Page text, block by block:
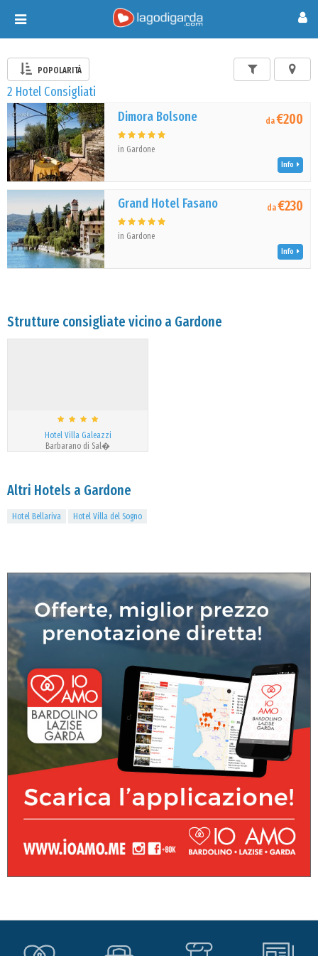
Toggle
navigation
POPOLARITÀ
2 Hotel Consigliati
Dimora Bolsone
in Gardone
da€200
Info
Grand Hotel Fasano
in Gardone
da€230
Info
Strutture consigliate vicino a Gardone
Hotel Villa Galeazzi
Barbarano di Sal�
Altri Hotels a Gardone
Hotel Bellariva Hotel Villa del Sogno